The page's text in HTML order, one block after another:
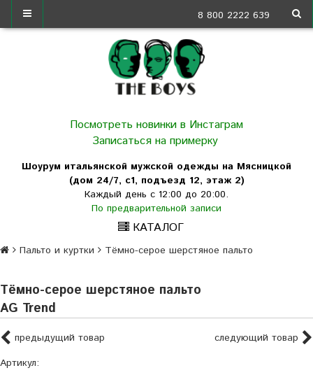
8 800 2222 639
Посмотреть новинки в Инстаграм
Записаться на примерку
Шоурум итальянской мужской одежды на Мясницкой
(дом 24/7, с1, подъезд 12, этаж 2)
Каждый день с 12:00 до 20:00.
По предварительной записи
КАТАЛОГ
Пальто и куртки Тёмно-серое шерстяное пальто
Тёмно-серое шерстяное пальто
AG Trend
предыдущий товар
следующий товар
Артикул: